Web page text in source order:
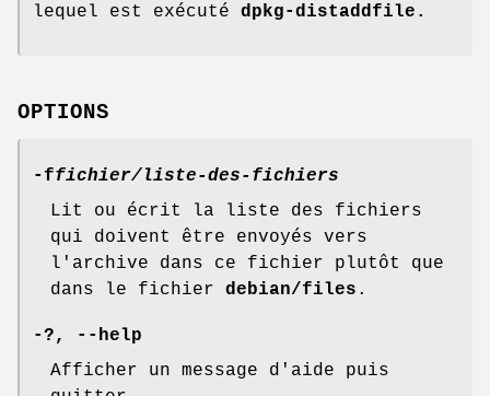
lequel est exécuté dpkg-distaddfile.
OPTIONS
-ffichier/liste-des-fichiers
Lit ou écrit la liste des fichiers
qui doivent être envoyés vers
l'archive dans ce fichier plutôt que
dans le fichier debian/files .
-?,
--help
Afficher un message d'aide puis